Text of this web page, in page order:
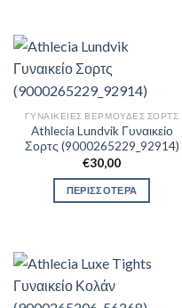
ΓΥΝΑΙΚΕΊΕΣ ΒΕΡΜΟΎΔΕΣ ΣΟΡΤΣ
Athlecia Lundvik Γυναικείο
Σορτς (9000265229_92914)
€30,00
ΠΕΡΙΣΣΟΤΕΡΑ